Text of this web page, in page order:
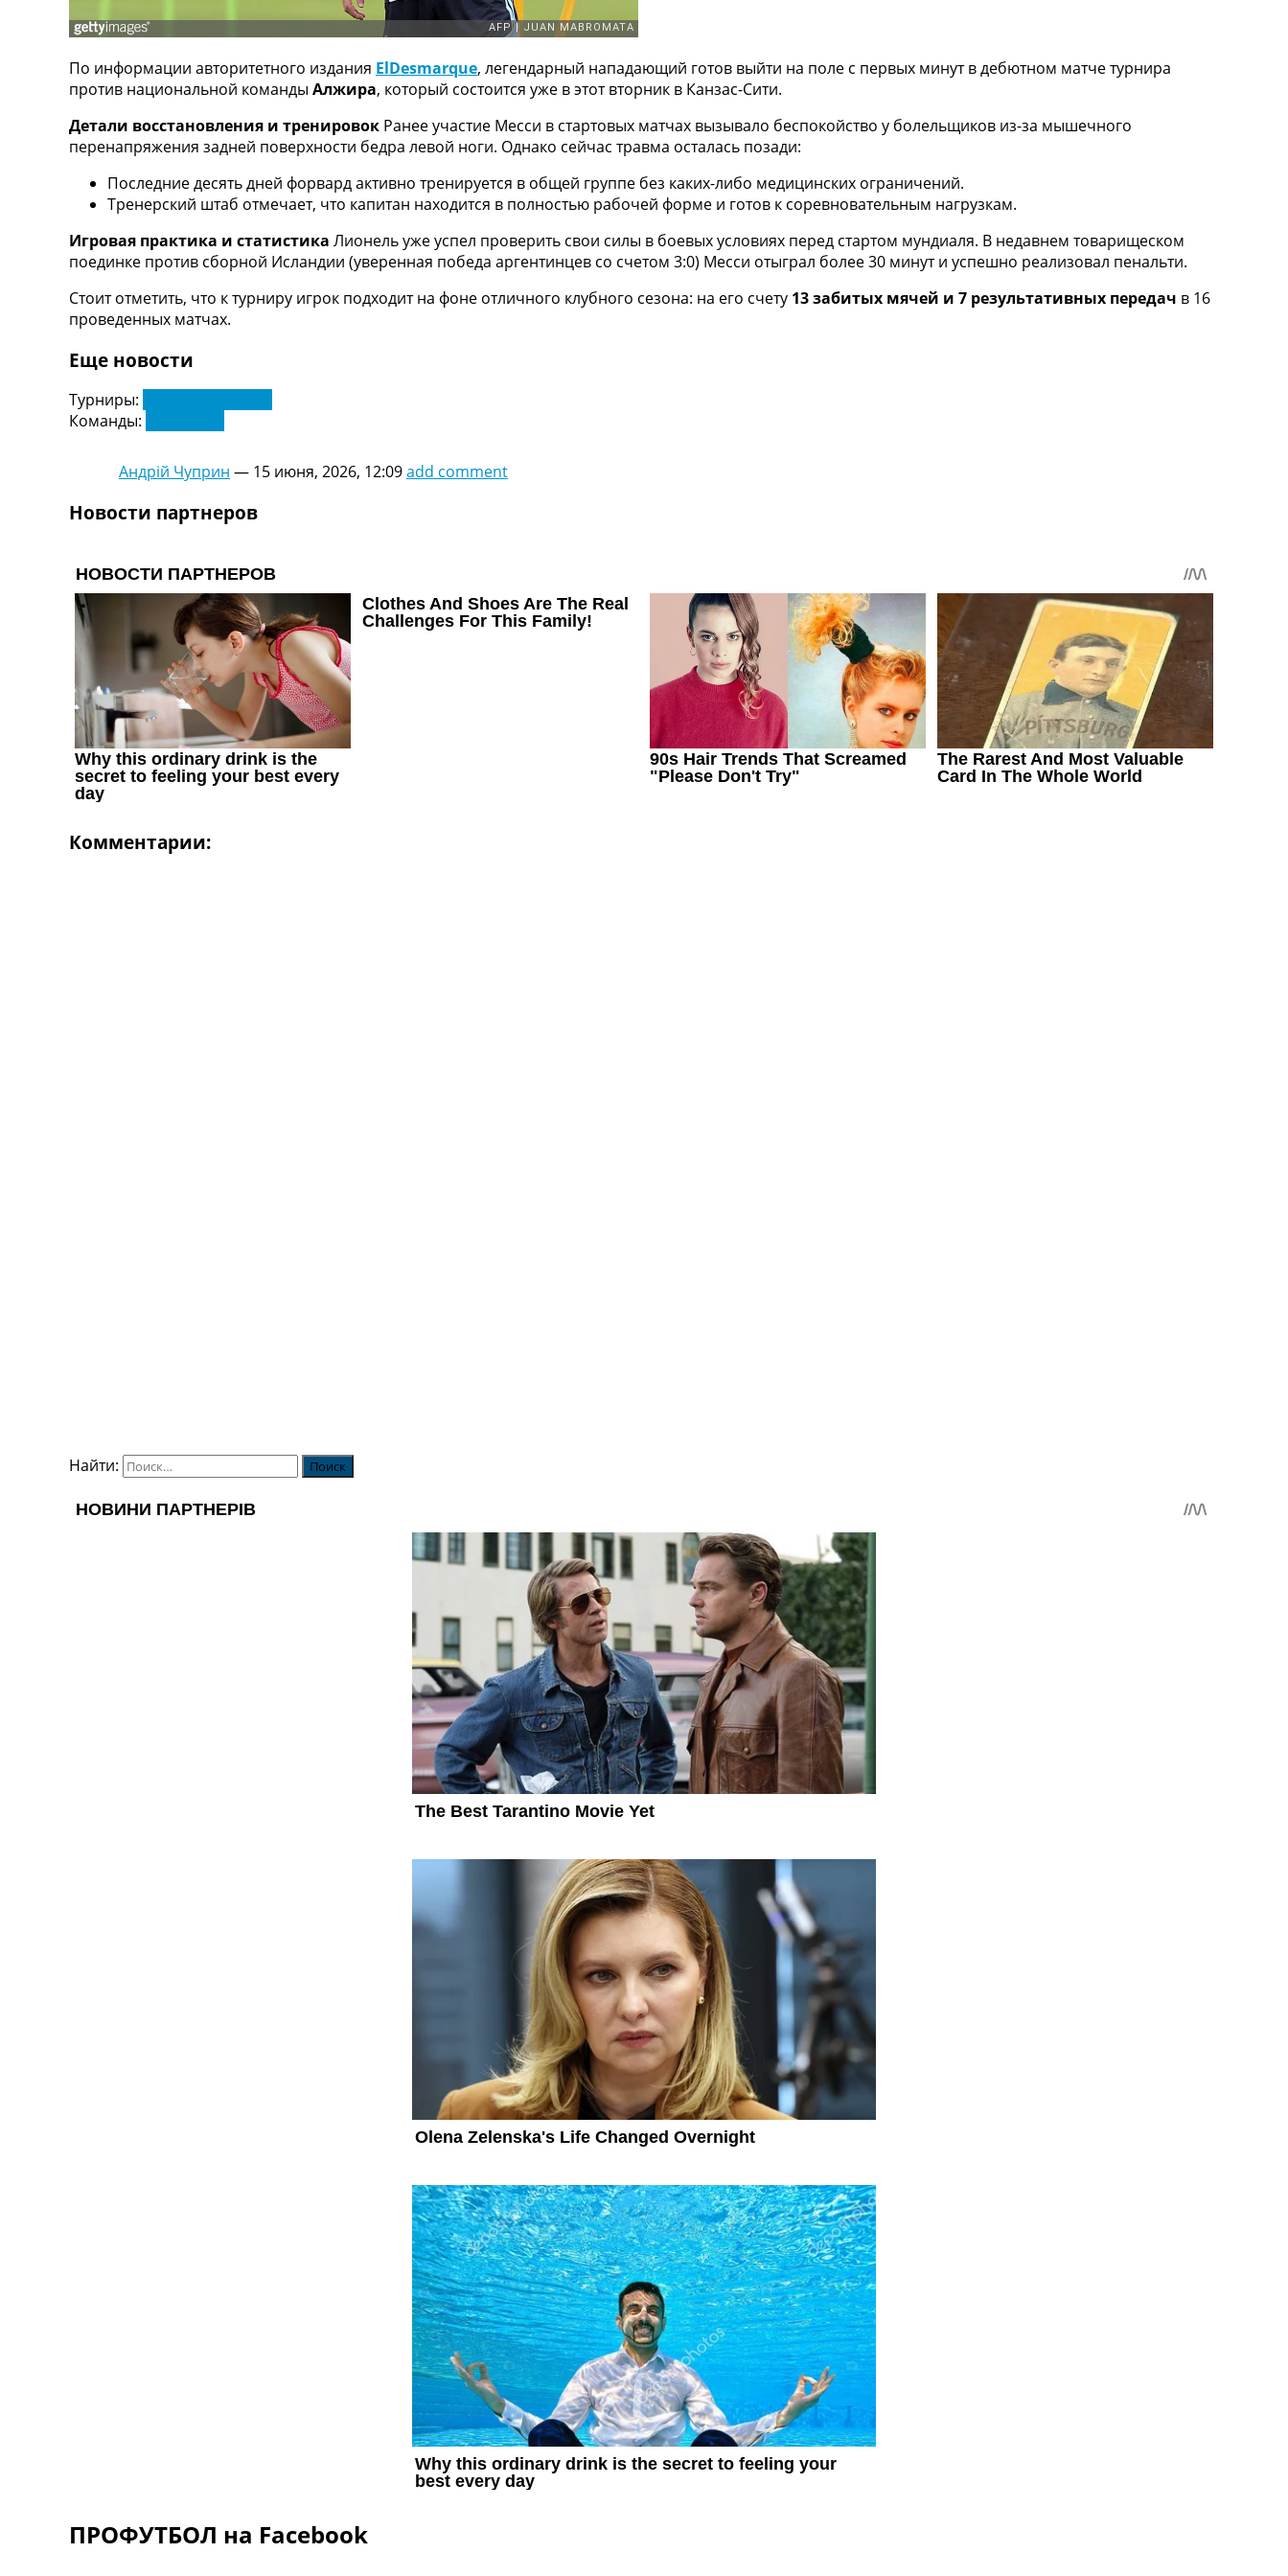
UA
Главная
Новости футбола
Видео
Трансферы
Новости футбола Украины
Последние комментарии
Конкурс прогнозов
Логин
Рейтинги
Коллективный прогноз
Лига Чемпионов
Англия. Премьер Лига
Испания. Ла Лига
Другие Турниры >>>
Таблицы групп Чемпионата Мира
Украина. Премьер-Лига
Украина. Первая Лига
Лига Чемпионов. Таблицы групп
Англия. Премьер-Лига
Испания. Ла Лига
Все таблицы >>>
Рейтинги
Рейтинг стран УЕФА
Рейтинг клубов УЕФА
Рейтинг ФИФА
По информации авторитетного издания ElDesmarque, легендарный нападающий готов выйти на поле с первых минут в дебютном матче турнира
против национальной команды Алжира, который состоится уже в этот вторник в Канзас-Сити.
Детали восстановления и тренировок Ранее участие Месси в стартовых матчах вызывало беспокойство у болельщиков из-за мышечного
перенапряжения задней поверхности бедра левой ноги. Однако сейчас травма осталась позади:
Последние десять дней форвард активно тренируется в общей группе без каких-либо медицинских ограничений.
Тренерский штаб отмечает, что капитан находится в полностью рабочей форме и готов к соревновательным нагрузкам.
Игровая практика и статистика Лионель уже успел проверить свои силы в боевых условиях перед стартом мундиаля. В недавнем товарищеском
поединке против сборной Исландии (уверенная победа аргентинцев со счетом 3:0) Месси отыграл более 30 минут и успешно реализовал пенальти.
Стоит отметить, что к турниру игрок подходит на фоне отличного клубного сезона: на его счету 13 забитых мячей и 7 результативных передач в 16
проведенных матчах.
Еще новости
Турниры:
Команды:
Андрій Чуприн — 15 июня, 2026, 12:09add comment
Новости партнеров
Комментарии:
Найти:
ПРОФУТБОЛ на Facebook